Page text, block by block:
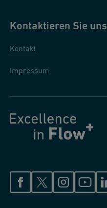
Kontaktieren Sie uns
Kontakt
Impressum